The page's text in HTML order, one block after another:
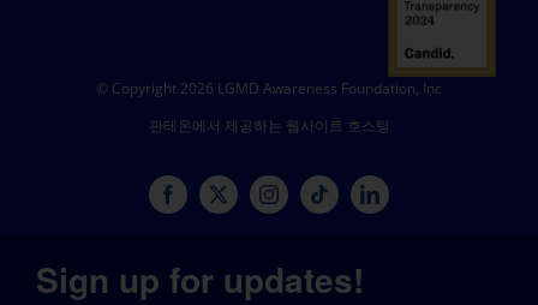
© Copyright 2026 LGMD Awareness Foundation, Inc
판테온에서 제공하는 웹사이트 호스팅
Sign up for updates!